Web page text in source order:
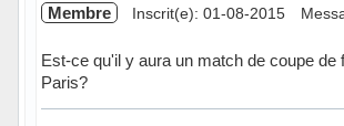
Membre Inscrit(e): 01-08-2015
Est-ce qu'il y aura un match de coupe de
Paris?